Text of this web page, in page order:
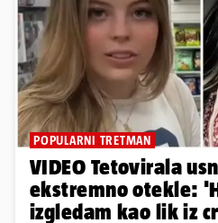
POPULARNI TRETMAN
VIDEO Tetovirala
ekstremno otekle:
izgledam kao lik iz